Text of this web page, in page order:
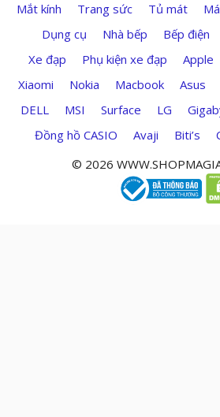
Mắt kính
Trang sức Tủ mát
Dụng cụ
Nhà bếp Bếp điện
Xe đạp
Phụ kiện xe đạp Apple
Xiaomi
Nokia Macbook Asus
DELL
MSI Surface LG
Đồng hồ CASIO
Avaji Biti’s
© 2026